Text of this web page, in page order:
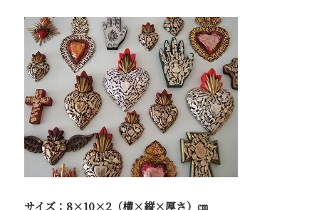
サイズ：8×10×2（横×縦×厚さ）㎝